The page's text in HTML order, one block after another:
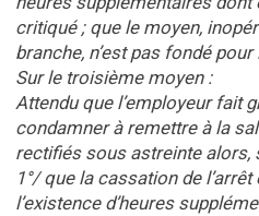
critiqué ; que le moyen,
branche, n’est pas fondé
Sur le troisième moyen :
Attendu que l’employeur fait
condamner à remettre à la
rectifiés sous astreinte alors,
1°/ que la cassation de l’arrêt
l’existence d’heures